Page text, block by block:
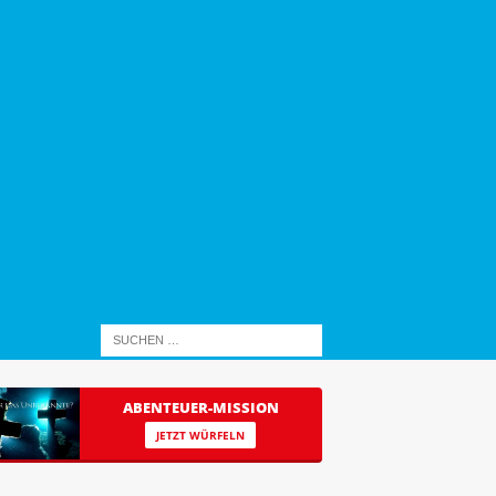
ABENTEUER-MISSION
JETZT WÜRFELN